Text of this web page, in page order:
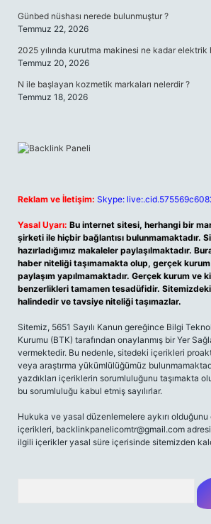
Günbed nüshası nerede bulunmuştur ?
Temmuz 22, 2026
2025 yılında kurutma makinesi ne kadar elektrik
Temmuz 20, 2026
N ile başlayan kozmetik markaları nelerdir ?
Temmuz 18, 2026
Reklam ve İletişim: Skype:
Yasal Uyarı: Bu internet sitesi, herhangi bir
şirketi ile hiçbir bağlantısı bulunmamaktadır.
hazırladığımız makaleler paylaşılmaktadır.
haber niteliği taşımamakta olup, gerçek
paylaşım yapılmamaktadır. Gerçek kurum ve
benzerlikleri tamamen tesadüfidir.
halindedir ve tavsiye niteliği taşımazlar.
Sitemiz, 5651 Sayılı Kanun gereğince Bilgi
Kurumu (BTK) tarafından onaylanmış bir Yer
vermektedir. Bu nedenle, sitedeki içerikleri
veya araştırma yükümlülüğümüz
yazdıkları içeriklerin sorumluluğunu taşımakta
bu sorumluluğu kabul etmiş sayılırlar.
Hukuka ve yasal düzenlemelere aykırı
içerikleri, backlinkpanelicomtr@gmail.com
ilgili içerikler yasal süre içerisinde sitemizden